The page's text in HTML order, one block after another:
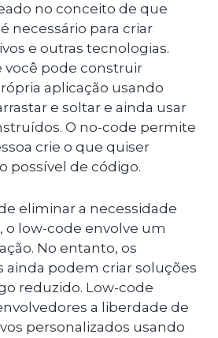
no conceito de que
necessário para criar
e outras tecnologias.
você pode construir
aplicação usando
e soltar e ainda usar
O no-code permite
crie o que quiser
possível de código.
eliminar a necessidade
o low-code envolve um
No entanto, os
ainda podem criar soluções
reduzido. Low-code
a liberdade de
personalizados usando